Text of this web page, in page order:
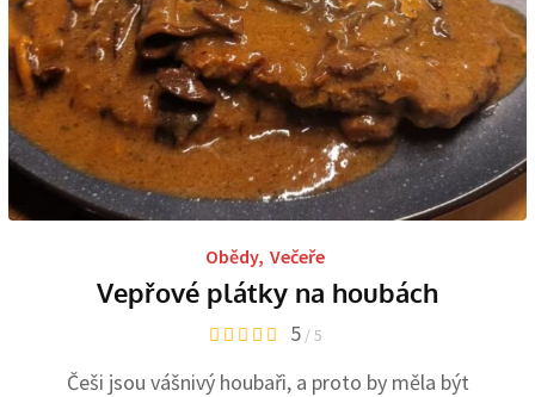
Obědy, Večeře
Vepřové plátky na houbách
5 / 5
Češi jsou vášnivý houbaři, a proto by měla být